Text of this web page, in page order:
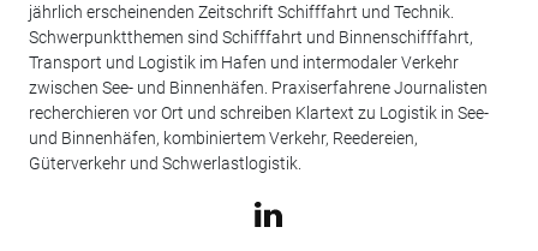
jährlich erscheinenden Zeitschrift Schifffahrt und Technik.
Schwerpunktthemen sind Schifffahrt und Binnenschifffahrt,
Transport und Logistik im Hafen und intermodaler Verkehr
zwischen See- und Binnenhäfen. Praxiserfahrene Journalisten
recherchieren vor Ort und schreiben Klartext zu Logistik in See-
und Binnenhäfen, kombiniertem Verkehr, Reedereien,
Güterverkehr und Schwerlastlogistik.